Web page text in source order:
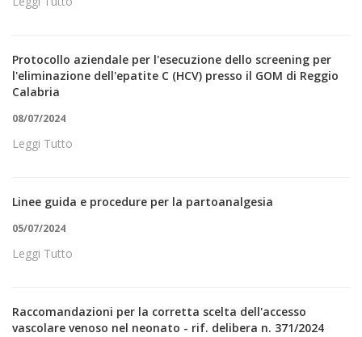
Protocollo aziendale per l'esecuzione dello screening per
l'eliminazione dell'epatite C (HCV) presso il GOM di Reggio
Calabria
08/07/2024
Leggi Tutto
Linee guida e procedure per la partoanalgesia
05/07/2024
Leggi Tutto
Raccomandazioni per la corretta scelta dell'accesso
vascolare venoso nel neonato - rif. delibera n. 371/2024